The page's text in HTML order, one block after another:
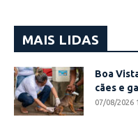
MAIS LIDAS
Boa
cães e
07/08/2026